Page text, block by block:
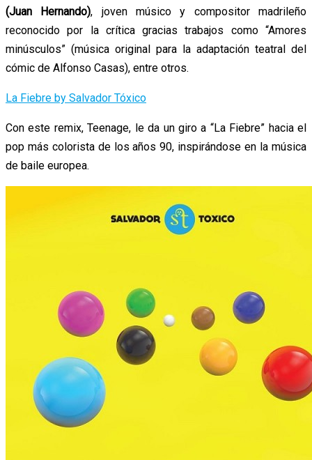
(Juan Hernando), joven músico y compositor madrileño
reconocido por la crítica gracias trabajos como “Amores
minúsculos” (música original para la adaptación teatral del
cómic de Alfonso Casas), entre otros.
La Fiebre by Salvador Tóxico
Con este remix, Teenage, le da un giro a “La Fiebre” hacia el
pop más colorista de los años 90, inspirándose en la música
de baile europea.